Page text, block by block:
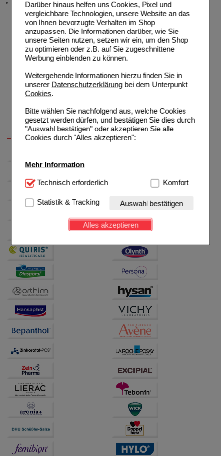
Darüber hinaus helfen uns Cookies, Pixel und
vergleichbare Technologien, unsere Website an das
von Ihnen bevorzugte Verhalten im Shop
anzupassen. Die Informationen darüber, wie Sie
unsere Seiten nutzen, setzen wir ein, um den Shop
zu optimieren oder z.B. auf Sie zugeschnittene
Werbung einblenden zu können.
Weitergehende Informationen hierzu finden Sie in
unserer Datenschutzerklärungbei dem Unterpunkt
Cookies.
Bitte wählen Sie nachfolgend aus, welche Cookies
gesetzt werden dürfen, und bestätigen Sie dies durch
"Auswahl bestätigen" oder akzeptieren Sie alle
Cookies durch "Alles akzeptieren":
Mehr Information
Technisch Notwendig:Hierbei handelt es sich um
Website notwendig sind (z.B. Navigation, Warenkorb,
Kundenkonto), weshalb auf diese nicht verzichtet
werden kann.
Einkaufserlebnis noch ansprechender zu gestalten,
beispielsweise für die Wiedererkennung des
Verhaltensweisen (z.B. Spracheinstellung)
anzupassen. Komfort-Cookies ermöglichen es uns
auch auf Ihre Bedürfnisse zugeschrittene Inhalte
anzuzeigen und unser Partnerprogramm zu
betreiben.
Hierüber lassen sich
Informationen über die Art und Weise der Nutzung
Website weiter für Sie optimieren können, den Inhalt
Drittseiten möglichst relevant für Sie zu gestalten.
Bitte beachten Sie, dass Daten hierfür teilweise an
Dritte wie z.B. Google oder soziale Medien
übertragen werden.
Technisch erforderlich Komfort
Statistik & Tracking Auswahl bestätigen
Alles akzeptieren
Stellenangebote